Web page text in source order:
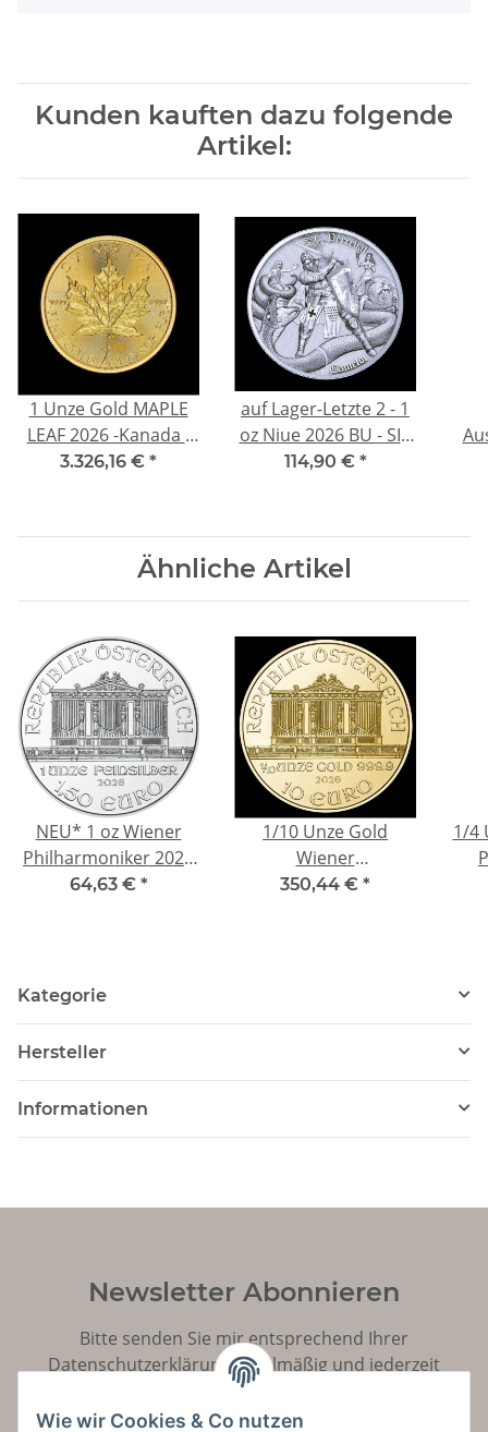
Kunden kauften dazu folgende
Artikel:
1 Unze Gold MAPLE
LEAF 2026 -Kanada -
BU 50 CA$ -
3.326,16 € *
auf Lager-Letzte 2 - 1
oz Niue 2026 BU - SIR
PERCEVAL - CAMELOT
3.Ausgabe - silber 2
NZ$
114,90 € *
Ähnliche Artikel
NEU* 1 oz Wiener
Philharmoniker 2026
Österreich - Silber BU
64,63 € *
1/10 Unze Gold
Wiener
Philharmoniker
350,44 € *
1/4
Kategorie
Hersteller
Informationen
Newsletter Abonnieren
Bitte senden Sie mir entsprechend Ihrer
Datenschutzerklärungregelmäßig und jederzeit
widerruflich Informationen zu Ihrem Produktsortiment
per E-Mail zu.
Wie wir Cookies & Co nutzen